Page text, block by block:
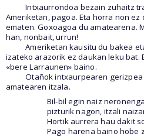
Intxaurrondoa bezain zuhaitz
Ameriketan, pagoa. Eta horra non
ematen. Goxoagoa du amatearena.
han, nonbait, urrun!
Ameriketan kausitu du bakea
izateko arazorik ez daukan leku bat.
«bere Larraunen» baino.
Otañok intxaurpearen
amatearen itzala.
Bil-bil egin naiz
pizturik nagon, itzali
Hortik aurrera hau dakit
Pago harena baino hobe